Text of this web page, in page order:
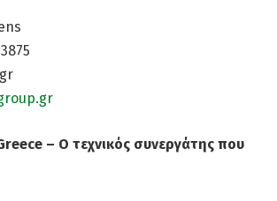
– Ο τεχνικός συνεργάτης που